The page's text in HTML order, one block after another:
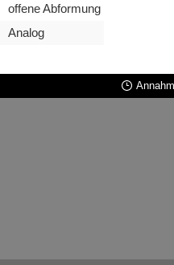
offene Abformung
Analog